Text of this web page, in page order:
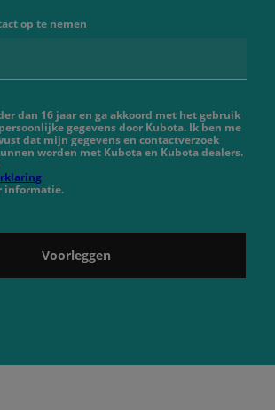
op te nemen
dan 16 jaar en ga akkoord met het gebruik
gegevens door Kubota. Ik ben me
dat mijn gegevens en contactverzoek
worden met Kubota en Kubota dealers.
informatie.
Voorleggen